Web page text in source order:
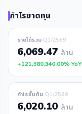
กำไรขาดทุน
รายได้รวม Q1/2569
6,069.47 ล้าน
+121,389,340.00% YoY
กำไรขั้นต้น Q1/2569
6,020.10 ล้าน